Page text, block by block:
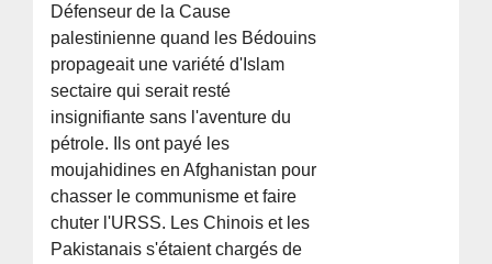
Défenseur de la Cause
palestinienne quand les Bédouins
propageait une variété d'Islam
sectaire qui serait resté
insignifiante sans l'aventure du
pétrole. Ils ont payé les
moujahidines en Afghanistan pour
chasser le communisme et faire
chuter l'URSS. Les Chinois et les
Pakistanais s'étaient chargés de